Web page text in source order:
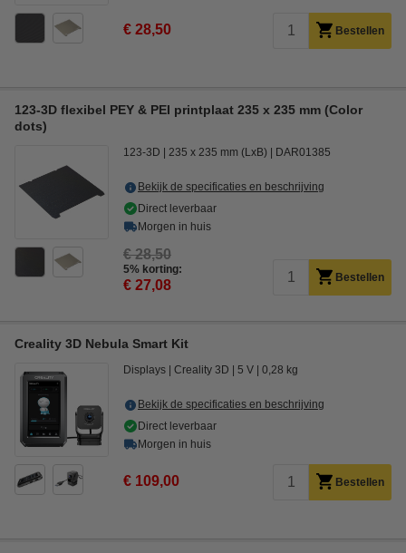
€ 28,50 Bestellen
123-3D flexibel PEY & PEI printplaat 235 x 235 mm (Color
dots)
123-3D 235 x 235 mm (LxB) DAR01385
Bekijk de specificaties en beschrijving
Direct leverbaar
Morgen in huis
€ 28,50
5% korting:
€ 27,08 Bestellen
Creality 3D Nebula Smart Kit
Displays Creality 3D 5 V 0,28 kg
Bekijk de specificaties en beschrijving
Direct leverbaar
Morgen in huis
€ 109,00 Bestellen